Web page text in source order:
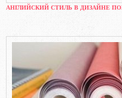
АНГЛИЙСКИЙ СТИЛЬ В ДИЗАЙНЕ